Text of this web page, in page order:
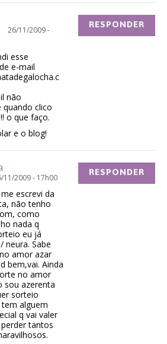
26/11/2009 -
esse
e-mail
não
quando clico
o que faço.
e o blog!
RESPONDER
11/2009 - 17h00
escrevi da
não tenho
como
nada q
eu já
neura. Sabe
amor azar
bem,vai. Ainda
no amor
sou azerenta
sorteio
alguem
q vai valer
tantos
RESPONDER